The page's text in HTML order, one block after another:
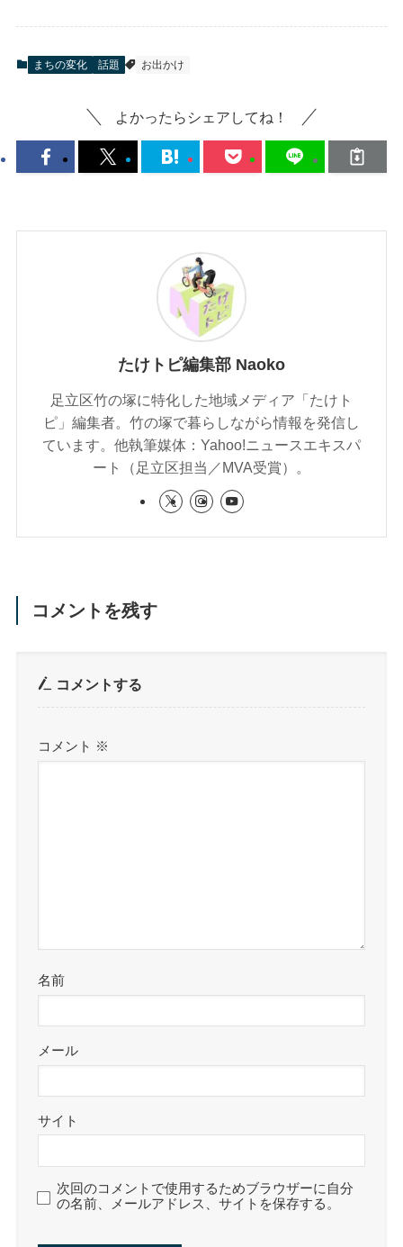
まちの変化 話題 お出かけ
よかったらシェアしてね！
たけトピ編集部 Naoko
足立区竹の塚に特化した地域メディア「たけト
ピ」編集者。竹の塚で暮らしながら情報を発信し
ています。他執筆媒体：Yahoo!ニュースエキスパ
ート（足立区担当／MVA受賞）。
コメントを残す
コメントする
コメント ※
名前
メール
サイト
次回のコメントで使用するためブラウザーに自分
の名前、メールアドレス、サイトを保存する。